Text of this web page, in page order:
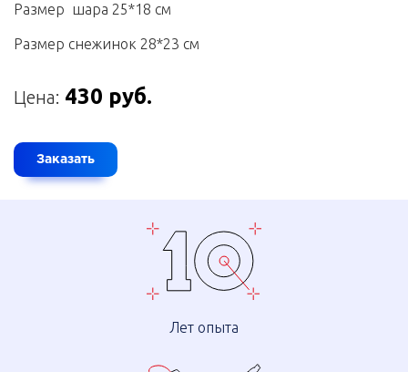
Размер шара 25*18 см
Размер снежинок 28*23 см
Цена: 430 руб.
Заказать
Лет опыта